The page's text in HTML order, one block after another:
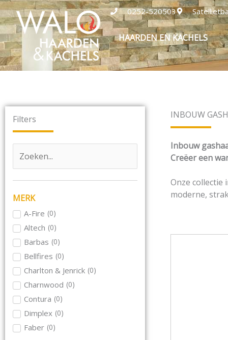
Ga
naar
de
inhoud
0252-520503
HAARDEN EN KACHELS
Filters
MERK
A-Fire (0)
Altech (0)
Barbas (0)
Bellfires (0)
Charlton & Jenrick (0)
Charnwood (0)
Contura (0)
Dimplex (0)
Faber (0)
INBOUW
Inbouw
Creëer een
Onze collectie
moderne,